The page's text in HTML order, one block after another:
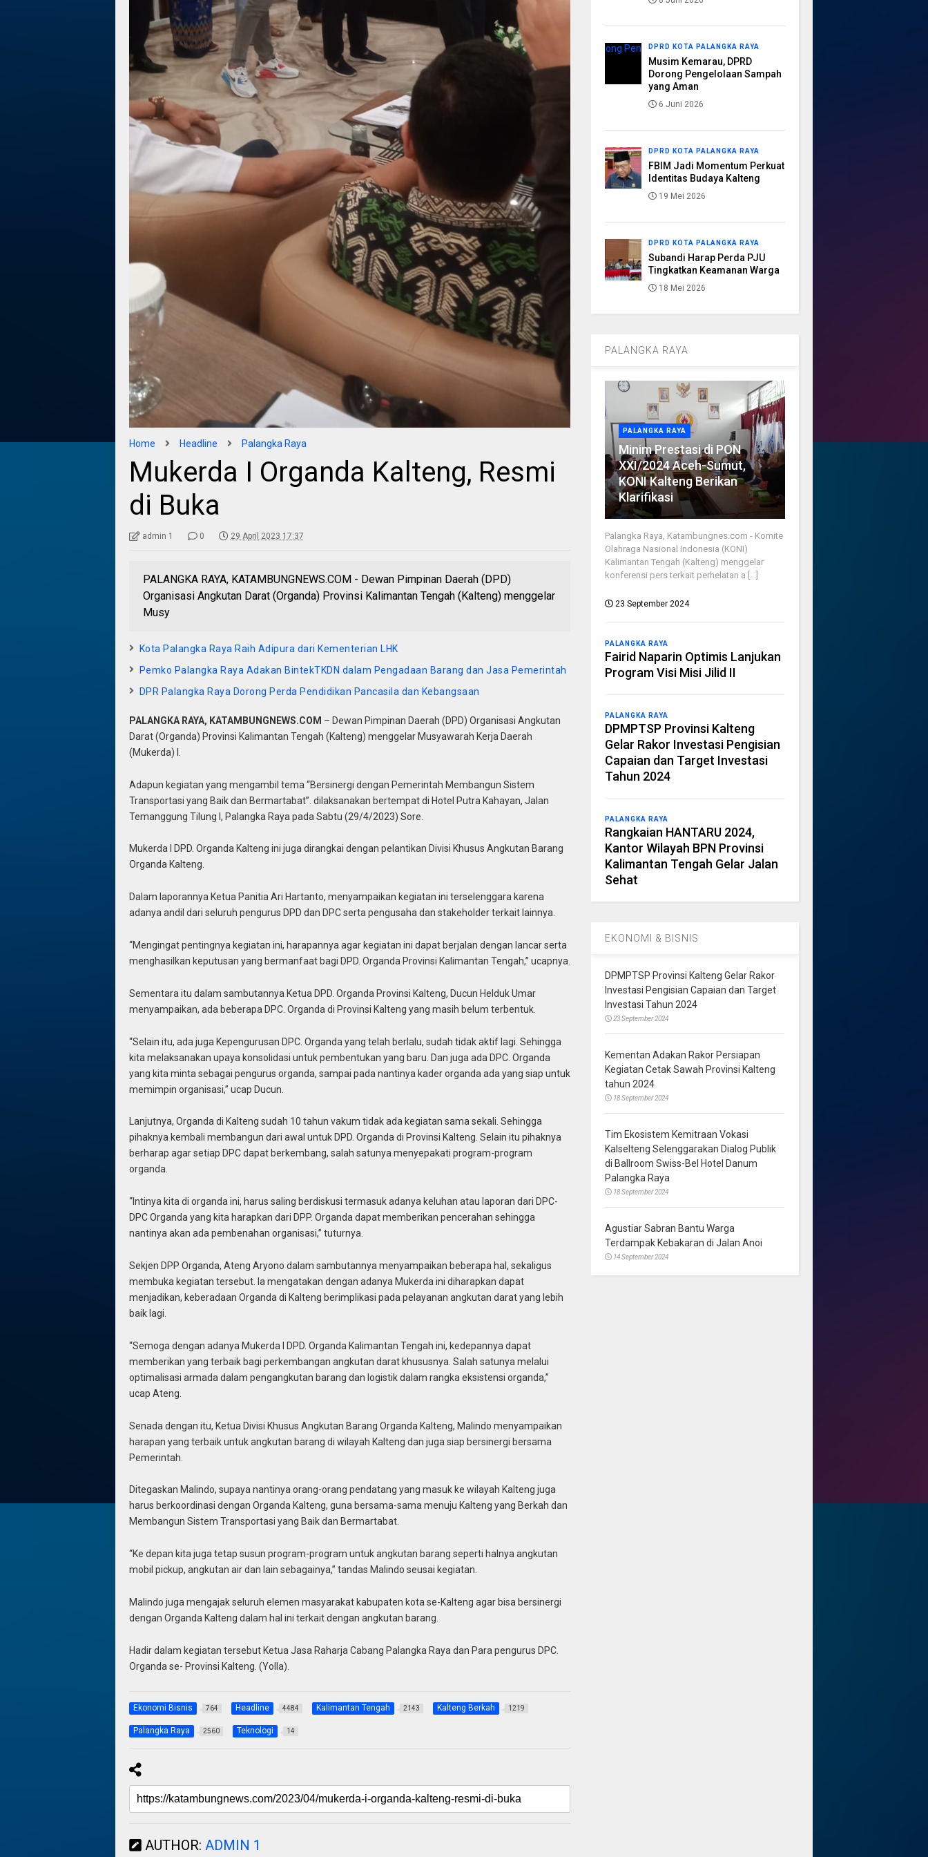
Home Headline Palangka Raya
Mukerda I Organda Kalteng, Resmi
di Buka
admin 1 0 29 April 2023 17:37
PALANGKA RAYA, KATAMBUNGNEWS.COM - Dewan Pimpinan Daerah (DPD)
Organisasi Angkutan Darat (Organda) Provinsi Kalimantan Tengah (Kalteng) menggelar
Musy
Kota Palangka Raya Raih Adipura dari Kementerian LHK
Pemko Palangka Raya Adakan BintekTKDN dalam Pengadaan Barang dan Jasa Pemerintah
DPR Palangka Raya Dorong Perda Pendidikan Pancasila dan Kebangsaan
PALANGKA RAYA, KATAMBUNGNEWS.COM – Dewan Pimpinan Daerah (DPD) Organisasi Angkutan
Darat (Organda) Provinsi Kalimantan Tengah (Kalteng) menggelar Musyawarah Kerja Daerah
(Mukerda) I.
Adapun kegiatan yang mengambil tema “Bersinergi dengan Pemerintah Membangun Sistem
Transportasi yang Baik dan Bermartabat”. dilaksanakan bertempat di Hotel Putra Kahayan, Jalan
Temanggung Tilung I, Palangka Raya pada Sabtu (29/4/2023) Sore.
Mukerda I DPD. Organda Kalteng ini juga dirangkai dengan pelantikan Divisi Khusus Angkutan Barang
Organda Kalteng.
Dalam laporannya Ketua Panitia Ari Hartanto, menyampaikan kegiatan ini terselenggara karena
adanya andil dari seluruh pengurus DPD dan DPC serta pengusaha dan stakeholder terkait lainnya.
“Mengingat pentingnya kegiatan ini, harapannya agar kegiatan ini dapat berjalan dengan lancar serta
menghasilkan keputusan yang bermanfaat bagi DPD. Organda Provinsi Kalimantan Tengah,” ucapnya.
Sementara itu dalam sambutannya Ketua DPD. Organda Provinsi Kalteng, Ducun Helduk Umar
menyampaikan, ada beberapa DPC. Organda di Provinsi Kalteng yang masih belum terbentuk.
“Selain itu, ada juga Kepengurusan DPC. Organda yang telah berlalu, sudah tidak aktif lagi. Sehingga
kita melaksanakan upaya konsolidasi untuk pembentukan yang baru. Dan juga ada DPC. Organda
yang kita minta sebagai pengurus organda, sampai pada nantinya kader organda ada yang siap untuk
memimpin organisasi,” ucap Ducun.
Lanjutnya, Organda di Kalteng sudah 10 tahun vakum tidak ada kegiatan sama sekali. Sehingga
pihaknya kembali membangun dari awal untuk DPD. Organda di Provinsi Kalteng. Selain itu pihaknya
berharap agar setiap DPC dapat berkembang, salah satunya menyepakati program-program
organda.
“Intinya kita di organda ini, harus saling berdiskusi termasuk adanya keluhan atau laporan dari DPC-
DPC Organda yang kita harapkan dari DPP. Organda dapat memberikan pencerahan sehingga
nantinya akan ada pembenahan organisasi,” tuturnya.
Sekjen DPP Organda, Ateng Aryono dalam sambutannya menyampaikan beberapa hal, sekaligus
membuka kegiatan tersebut. Ia mengatakan dengan adanya Mukerda ini diharapkan dapat
menjadikan, keberadaan Organda di Kalteng berimplikasi pada pelayanan angkutan darat yang lebih
baik lagi.
“Semoga dengan adanya Mukerda I DPD. Organda Kalimantan Tengah ini, kedepannya dapat
memberikan yang terbaik bagi perkembangan angkutan darat khususnya. Salah satunya melalui
optimalisasi armada dalam pengangkutan barang dan logistik dalam rangka eksistensi organda,”
ucap Ateng.
Senada dengan itu, Ketua Divisi Khusus Angkutan Barang Organda Kalteng, Malindo menyampaikan
harapan yang terbaik untuk angkutan barang di wilayah Kalteng dan juga siap bersinergi bersama
Pemerintah.
Ditegaskan Malindo, supaya nantinya orang-orang pendatang yang masuk ke wilayah Kalteng juga
harus berkoordinasi dengan Organda Kalteng, guna bersama-sama menuju Kalteng yang Berkah dan
Membangun Sistem Transportasi yang Baik dan Bermartabat.
“Ke depan kita juga tetap susun program-program untuk angkutan barang seperti halnya angkutan
mobil pickup, angkutan air dan lain sebagainya,” tandas Malindo seusai kegiatan.
Malindo juga mengajak seluruh elemen masyarakat kabupaten kota se-Kalteng agar bisa bersinergi
dengan Organda Kalteng dalam hal ini terkait dengan angkutan barang.
Hadir dalam kegiatan tersebut Ketua Jasa Raharja Cabang Palangka Raya dan Para pengurus DPC.
Organda se- Provinsi Kalteng. (Yolla).
Ekonomi Bisnis 764 Headline 4484 Kalimantan Tengah 2143 Kalteng Berkah 1219
Palangka Raya 2560 Teknologi 14
AUTHOR: ADMIN 1
DPRD KOTA PALANGKA RAYA
Musim Kemarau, DPRD
Dorong Pengelolaan Sampah
yang Aman
6 Juni 2026
DPRD KOTA PALANGKA RAYA
FBIM Jadi Momentum Perkuat
Identitas Budaya Kalteng
19 Mei 2026
DPRD KOTA PALANGKA RAYA
Subandi Harap Perda PJU
Tingkatkan Keamanan Warga
18 Mei 2026
PALANGKA RAYA
PALANGKA RAYA
Minim Prestasi di PON
XXI/2024 Aceh-Sumut,
KONI Kalteng Berikan
Klarifikasi
Palangka Raya, Katambungnes.com - Komite
Olahraga Nasional Indonesia (KONI)
Kalimantan Tengah (Kalteng) menggelar
konferensi pers terkait perhelatan a [...]
23 September 2024
PALANGKA RAYA
Fairid Naparin Optimis Lanjukan
Program Visi Misi Jilid II
PALANGKA RAYA
DPMPTSP Provinsi Kalteng
Gelar Rakor Investasi Pengisian
Capaian dan Target Investasi
Tahun 2024
PALANGKA RAYA
Rangkaian HANTARU 2024,
Kantor Wilayah BPN Provinsi
Kalimantan Tengah Gelar Jalan
Sehat
EKONOMI & BISNIS
DPMPTSP Provinsi Kalteng Gelar Rakor
Investasi Pengisian Capaian dan Target
Investasi Tahun 2024
23 September 2024
Kementan Adakan Rakor Persiapan
Kegiatan Cetak Sawah Provinsi Kalteng
tahun 2024
18 September 2024
Tim Ekosistem Kemitraan Vokasi
Kalselteng Selenggarakan Dialog Publik
di Ballroom Swiss-Bel Hotel Danum
Palangka Raya
18 September 2024
Agustiar Sabran Bantu Warga
Terdampak Kebakaran di Jalan Anoi
14 September 2024